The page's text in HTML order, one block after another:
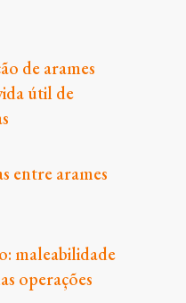
de arames
útil de
entre arames
maleabilidade
operações